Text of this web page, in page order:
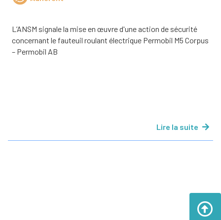
L’ANSM signale la mise en œuvre d'une action de sécurité
concernant le fauteuil roulant électrique Permobil M5 Corpus
– Permobil AB
Lire la suite